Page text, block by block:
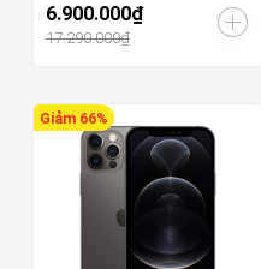
6.900.000₫
17.290.000₫
Giảm 66%